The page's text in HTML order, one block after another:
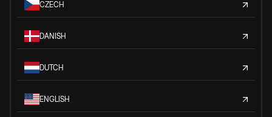
CZECH
DANISH
DUTCH
ENGLISH